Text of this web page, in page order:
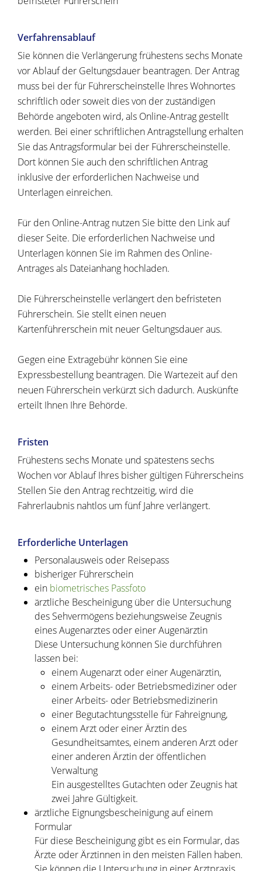
Verfahrensablauf
Sie können die Verlängerung frühestens sechs Monate
vor Ablauf der Geltungsdauer beantragen. Der Antrag
muss bei der für Führerscheinstelle Ihres Wohnortes
schriftlich oder soweit dies von der zuständigen
Behörde angeboten wird, als Online-Antrag gestellt
werden. Bei einer schriftlichen Antragstellung erhalten
Sie das Antragsformular bei der Führerscheinstelle.
Dort können Sie auch den schriftlichen Antrag
inklusive der erforderlichen Nachweise und
Unterlagen einreichen.
Für den Online-Antrag nutzen Sie bitte den Link auf
dieser Seite. Die erforderlichen Nachweise und
Unterlagen können Sie im Rahmen des Online-
Antrages als Dateianhang hochladen.
Die Führerscheinstelle verlängert den befristeten
Führerschein. Sie stellt einen neuen
Kartenführerschein mit neuer Geltungsdauer aus.
Gegen eine Extragebühr können Sie eine
Expressbestellung beantragen. Die Wartezeit auf den
neuen Führerschein verkürzt sich dadurch. Auskünfte
erteilt Ihnen Ihre Behörde.
Fristen
Frühestens sechs Monate und spätestens sechs
Wochen vor Ablauf Ihres bisher gültigen Führerscheins
Stellen Sie den Antrag rechtzeitig, wird die
Fahrerlaubnis nahtlos um fünf Jahre verlängert.
Erforderliche Unterlagen
Personalausweis oder Reisepass
bisheriger Führerschein
ein biometrisches Passfoto
ärztliche Bescheinigung über die Untersuchung
des Sehvermögens beziehungsweise Zeugnis
eines Augenarztes oder einer Augenärztin
Diese Untersuchung können Sie durchführen
lassen bei:
einem Augenarzt oder einer Augenärztin,
einem Arbeits- oder Betriebsmediziner oder
einer Arbeits- oder Betriebsmedizinerin
einer Begutachtungsstelle für Fahreignung,
einem Arzt oder einer Ärztin des
Gesundheitsamtes, einem anderen Arzt oder
einer anderen Ärztin der öffentlichen
Verwaltung
Ein ausgestelltes Gutachten oder Zeugnis hat
zwei Jahre Gültigkeit.
ärztliche Eignungsbescheinigung auf einem
Formular
Für diese Bescheinigung gibt es ein Formular, das
Ärzte oder Ärztinnen in den meisten Fällen haben.